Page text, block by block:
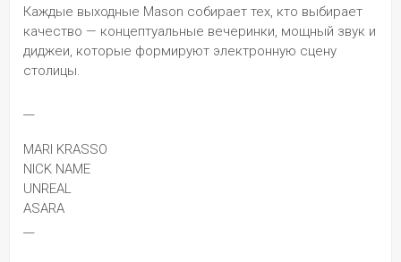
Каждые выходные Mason собирает тех, кто выбирает
качество — концептуальные вечеринки, мощный звук и
диджеи, которые формируют электронную сцену
столицы.
MARI KRASSO
NICK NAME
UNREAL
ASARA